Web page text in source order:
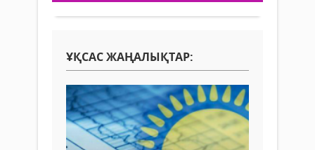
ҰҚСАС ЖАҢАЛЫҚТАР: